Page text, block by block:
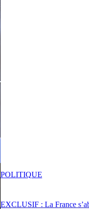
EXCLUSIF : La France
POLITIQUE